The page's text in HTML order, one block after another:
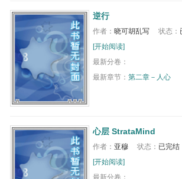
逆行
作者： 晓可胡乱写 状态：
[开始阅读]
最新分卷：
最新章节： 第二章－人心
心层 StrataMind
作者： 亚穆 状态： 已完结
[开始阅读]
最新分卷：